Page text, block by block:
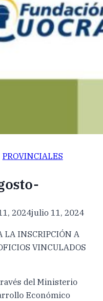
PROVINCIALES
2024julio 11, 2024
LA INSCRIPCIÓN A
VINCULADOS
del Ministerio
Económico